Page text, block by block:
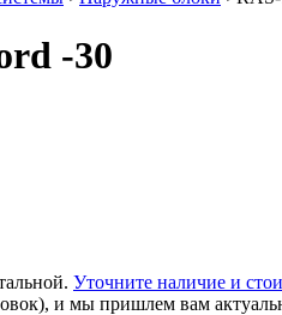
-30
Уточните наличие и
и мы пришлем вам